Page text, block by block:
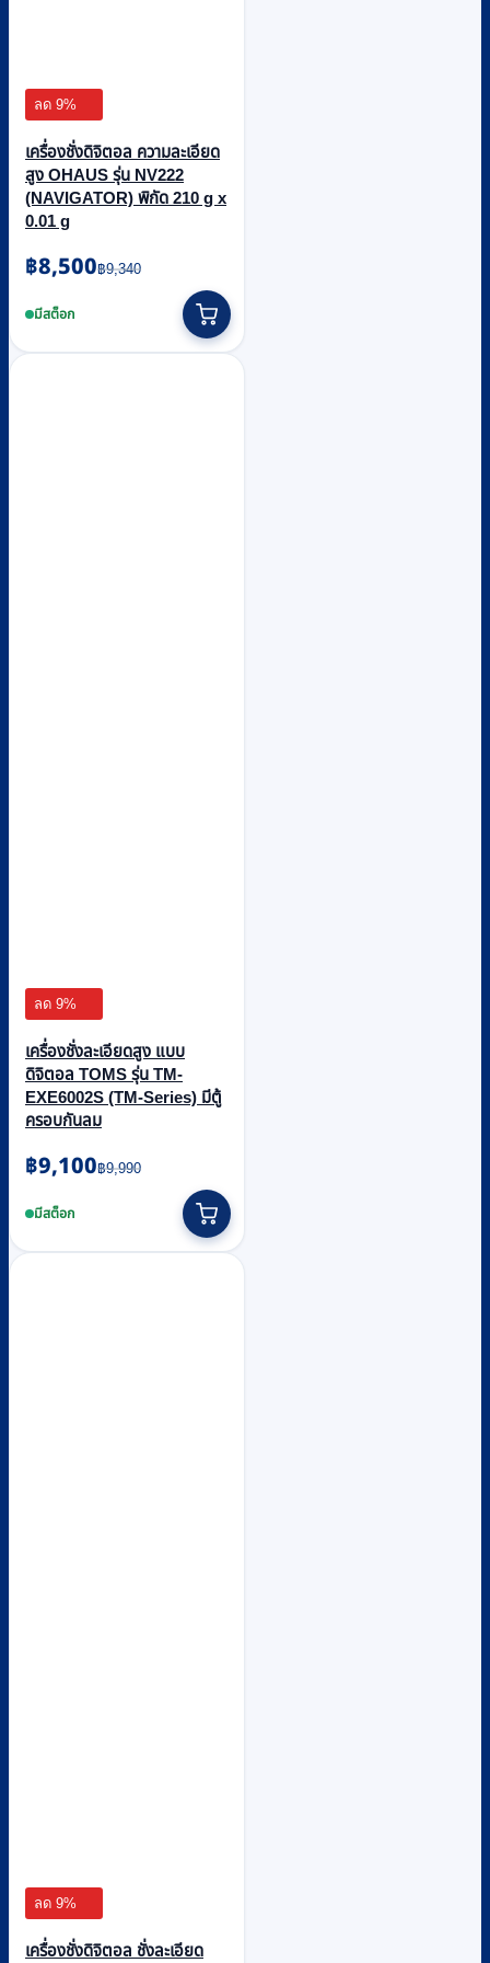
ลด 9%
เครื่องชั่งดิจิตอล ความละเอียด
สูง OHAUS รุ่น NV222
(NAVIGATOR) พิกัด 210 g x
0.01 g
฿9,340
Original
price
was:
฿8,500
Current
price
is:มีสต็อก
ลด 9%
เครื่องชั่งละเอียดสูง แบบ
ดิจิตอล TOMS รุ่น TM-
EXE6002S (TM-Series) มีตู้
ครอบกันลม
฿9,990
Original
price
was:
฿9,100
Current
price
is:มีสต็อก
ลด 9%
เครื่องชั่งดิจิตอล ชั่งละเอียด